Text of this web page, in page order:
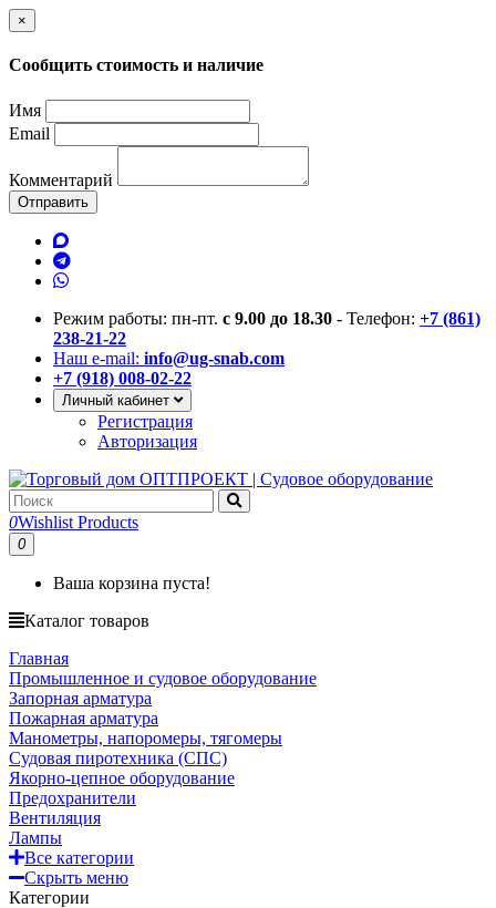
×
Сообщить стоимость и наличие
Имя
Email
Комментарий
Отправить
Режим работы: пн-пт. с 9.00 до 18.30 - Телефон: +7 (861)
238-21-22
Наш e-mail: info@ug-snab.com
+7 (918) 008-02-22
Личный кабинет
Регистрация
Авторизация
0Wishlist Products
0
Ваша корзина пуста!
Каталог товаров
Главная
Промышленное и судовое оборудование
Запорная арматура
Пожарная арматура
Манометры, напоромеры, тягомеры
Судовая пиротехника (СПС)
Якорно-цепное оборудование
Предохранители
Вентиляция
Лампы
Все категории
Скрыть меню
Категории